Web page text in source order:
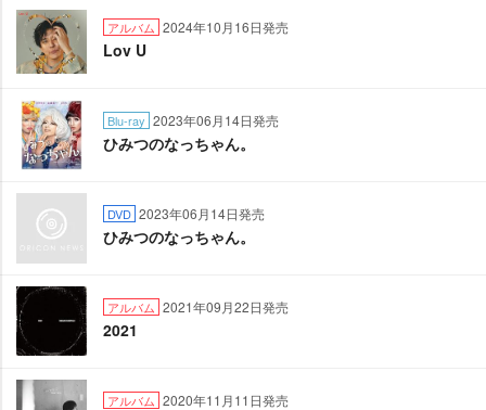
アルバム 2024年10月16日発売
Lov U
Blu-ray 2023年06月14日発売
ひみつのなっちゃん。
DVD 2023年06月14日発売
ひみつのなっちゃん。
アルバム 2021年09月22日発売
2021
アルバム 2020年11月11日発売